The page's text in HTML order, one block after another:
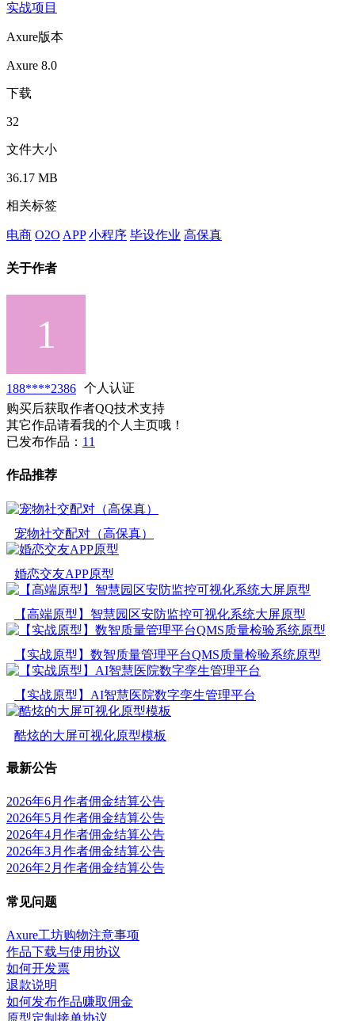
实战项目
Axure版本
Axure 8.0
下载
32
文件大小
36.17 MB
相关标签
电商 O2O APP 小程序 毕设作业 高保真
关于作者
188****2386
个人认证
购买后获取作者QQ技术支持
其它作品请看我的个人主页哦！
已发布作品： 11
作品推荐
宠物社交配对（高保真）
婚恋交友APP原型
【高端原型】智慧园区安防监控可视化系统大屏原型
【实战原型】数智质量管理平台QMS质量检验系统原型
【实战原型】AI智慧医院数字孪生管理平台
酷炫的大屏可视化原型模板
最新公告
2026年6月作者佣金结算公告
2026年5月作者佣金结算公告
2026年4月作者佣金结算公告
2026年3月作者佣金结算公告
2026年2月作者佣金结算公告
常见问题
Axure工坊购物注意事项
作品下载与使用协议
如何开发票
退款说明
如何发布作品赚取佣金
原型定制接单协议